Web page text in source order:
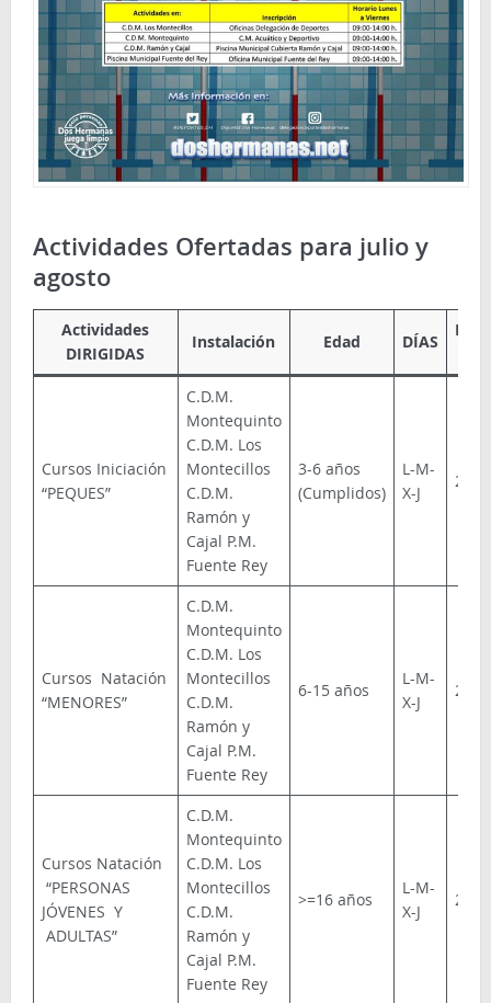
Actividades Ofertadas para julio y
agosto
Actividades
DIRIGIDAS
Instalación Edad DÍAS
Cursos Iniciación
“PEQUES”
C.D.M.
Montequinto
C.D.M. Los
Montecillos
C.D.M.
Ramón y
Cajal P.M.
Fuente Rey
3-6 años
(Cumplidos)
L-M-
X-J
22 €
Cursos Natación
“MENORES”
C.D.M.
Montequinto
C.D.M. Los
Montecillos
C.D.M.
Ramón y
Cajal P.M.
Fuente Rey
6-15 años
L-M-
X-J
22 €
Cursos Natación
“PERSONAS
JÓVENES Y
ADULTAS”
C.D.M.
Montequinto
C.D.M. Los
Montecillos
C.D.M.
Ramón y
Cajal P.M.
Fuente Rey
>=16 años
L-M-
X-J
22 €